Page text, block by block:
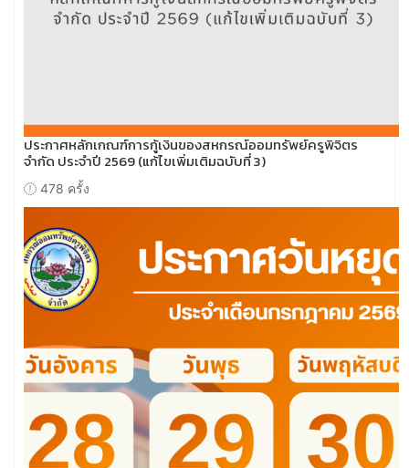
ประกาศหลักเกณฑ์การกู้เงินของสหกรณ์ออมทรัพย์ครูพิจิตร
จำกัด ประจำปี 2569 (แก้ไขเพิ่มเติมฉบับที่ 3)
478 ครั้ง